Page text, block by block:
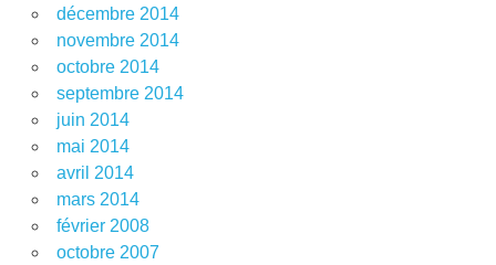
décembre 2014
novembre 2014
octobre 2014
septembre 2014
juin 2014
mai 2014
avril 2014
mars 2014
février 2008
octobre 2007